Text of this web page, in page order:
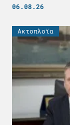
06.08.26
Ακτοπλοϊα